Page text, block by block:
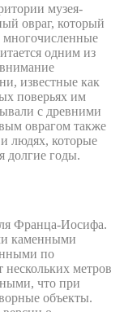
музея-
овраг, который
многочисленные
одним из
известные как
поверьях им
с древними
оврагом также
людях, которые
долгие годы.
Франца-Иосифа.
каменными
по
метров
что при
объекты.